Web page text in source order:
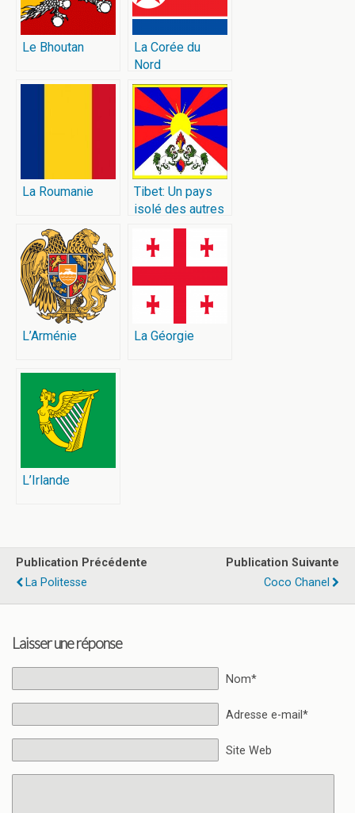
Le Bhoutan
La Corée du
Nord
La Roumanie
Tibet: Un pays
isolé des autres
L’Arménie La Géorgie
L’Irlande
Publication Précédente
La Politesse
Publication Suivante
Coco Chanel
Laisser une réponse
Nom*
Adresse e-mail*
Site Web